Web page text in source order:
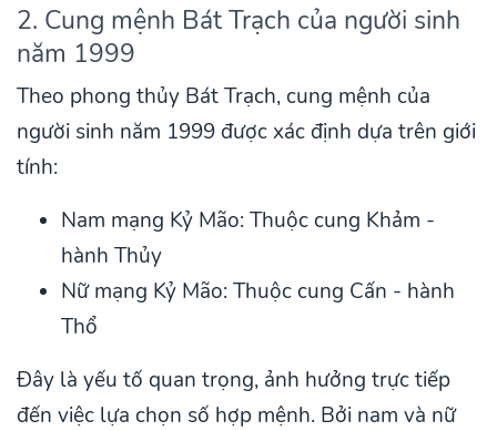
2. Cung mệnh Bát Trạch của người sinh
năm 1999
Theo phong thủy Bát Trạch, cung mệnh của
người sinh năm 1999 được xác định dựa trên giới
tính:
Nam mạng Kỷ Mão: Thuộc cung Khảm -
hành Thủy
Nữ mạng Kỷ Mão: Thuộc cung Cấn - hành
Thổ
Đây là yếu tố quan trọng, ảnh hưởng trực tiếp
đến việc lựa chọn số hợp mệnh. Bởi nam và nữ